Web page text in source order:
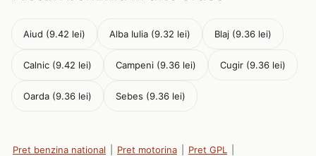
Aiud (9.42 lei) Alba Iulia (9.32 lei) Blaj (9.36 lei)
Calnic (9.42 lei) Campeni (9.36 lei) Cugir (9.36 lei)
Oarda (9.36 lei) Sebes (9.36 lei)
Pret benzina national Pret motorina Pret GPL